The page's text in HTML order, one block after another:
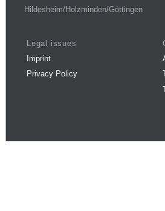
Hildesheim/Holzminden/Göttingen
Legal issues
Imprint
Privacy Policy